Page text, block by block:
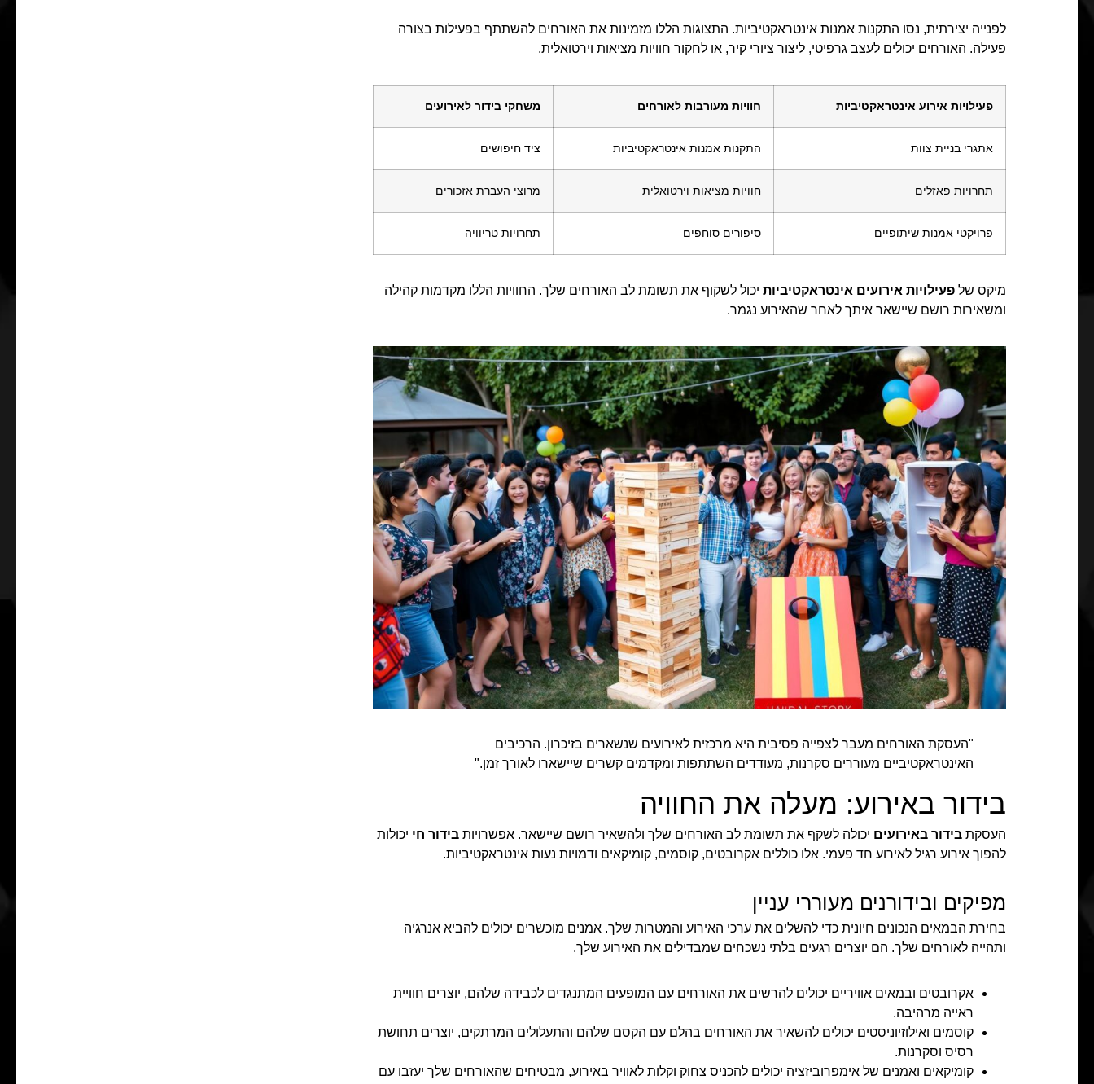
לפנייה יצירתית, נסו התקנות אמנות אינטראקטיביות. התצוגות הללו מזמינות את האורחים להשתתף בפעילות בצורה
פעילה. האורחים יכולים לעצב גרפיטי, ליצור ציורי קיר, או לחקור חוויות מציאות וירטואלית.
פעילויות אירוע אינטראקטיביות חוויות מעורבות לאורחים משחקי בידור לאירועים
אתגרי בניית צוות התקנות אמנות אינטראקטיביות ציד חיפושים
תחרויות פאזלים חוויות מציאות וירטואלית מרוצי העברת אזכורים
פרויקטי אמנות שיתופיים סיפורים סוחפים תחרויות טריוויה
מיקס של פעילויות אירועים אינטראקטיביות יכול לשקוף את תשומת לב האורחים שלך. החוויות הללו מקדמות קהילה
ומשאירות רושם שיישאר איתך לאחר שהאירוע נגמר.
"העסקת האורחים מעבר לצפייה פסיבית היא מרכזית לאירועים שנשארים בזיכרון. הרכיבים
האינטראקטיביים מעוררים סקרנות, מעודדים השתתפות ומקדמים קשרים שיישארו לאורך זמן."
בידור באירוע: מעלה את החוויה
העסקת בידור באירועים יכולה לשקף את תשומת לב האורחים שלך ולהשאיר רושם שיישאר. אפשרויות בידור חי יכולות
להפוך אירוע רגיל לאירוע חד פעמי. אלו כוללים אקרובטים, קוסמים, קומיקאים ודמויות נעות אינטראקטיביות.
מפיקים ובידורנים מעוררי עניין
בחירת הבמאים הנכונים חיונית כדי להשלים את ערכי האירוע והמטרות שלך. אמנים מוכשרים יכולים להביא אנרגיה
ותהייה לאורחים שלך. הם יוצרים רגעים בלתי נשכחים שמבדילים את האירוע שלך.
אקרובטים ובמאים אוויריים יכולים להרשים את האורחים עם המופעים המתנגדים לכבידה שלהם, יוצרים חוויית
ראייה מרהיבה.
קוסמים ואילוזיוניסטים יכולים להשאיר את האורחים בהלם עם הקסם שלהם והתעלולים המרתקים, יוצרים תחושת
רסיס וסקרנות.
קומיקאים ואמנים של אימפרוביזציה יכולים להכניס צחוק וקלות לאוויר באירוע, מבטיחים שהאורחים שלך יעזבו עם